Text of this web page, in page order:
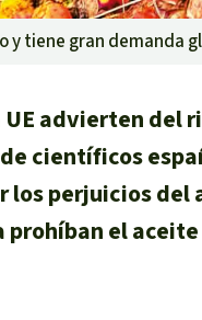
y tiene gran demanda
advierten del
científicos
los perjuicios del
prohíban el